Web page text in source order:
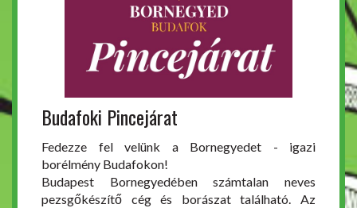
Budafoki Pincejárat
Fedezze fel velünk a Bornegyedet - igazi
borélmény Budafokon!
Budapest Bornegyedében számtalan neves
pezsgőkészítő cég és borászat található. Az